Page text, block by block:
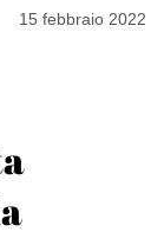
15 febbraio 2022